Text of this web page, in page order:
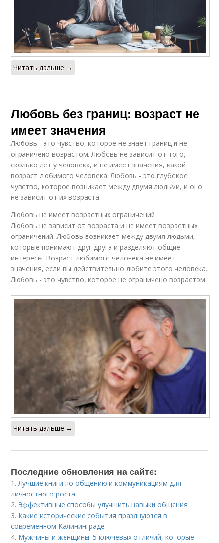
Читать дальше →
Любовь без границ: возраст не
имеет значения
Любовь - это чувство, которое не знает границ и не
ограничено возрастом. Любовь не зависит от того,
сколько лет у человека, и не имеет значения, какой
возраст любимого человека. Любовь - это глубокое
чувство, которое возникает между двумя людьми, и оно
не зависит от их возраста.
Любовь не имеет возрастных ограничений
Любовь не зависит от возраста и не имеет возрастных
ограничений. Любовь возникает между двумя людьми,
которые понимают друг друга и разделяют общие
интересы. Возраст любимого человека не имеет
значения, если вы действительно любите этого человека.
Любовь - это чувство, которое не ограничено возрастом.
Читать дальше →
Последние обновления на сайте:
1.Лучшие книги по общению и коммуникациям для
личностного роста
2. Эффективные способы улучшить навыки общения
3. Какие исторические события празднуются в
современном Калининграде
4. Мужчины и женщины: 5 ключевых отличий, которые